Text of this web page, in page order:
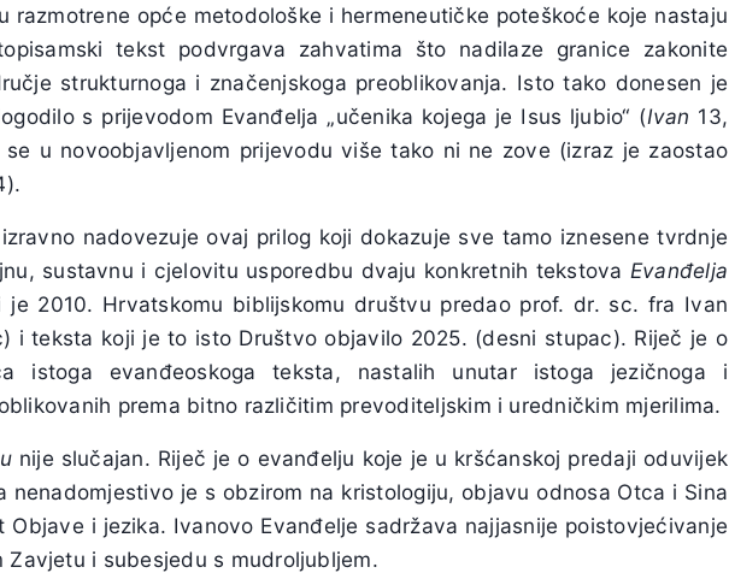
razmotrene opće metodološke i hermeneutičke poteškoće koje nastaju
tekst podvrgava zahvatima što nadilaze granice zakonite
strukturnoga i značenjskoga preoblikovanja. Isto tako donesen je
s prijevodom Evanđelja „učenika kojega je Isus ljubio“ (Ivan 13,
u novoobjavljenom prijevodu više tako ni ne zove (izraz je zaostao
nadovezuje ovaj prilog koji dokazuje sve tamo iznesene tvrdnje
sustavnu i cjelovitu usporedbu dvaju konkretnih tekstova Evanđelja
je 2010. Hrvatskomu biblijskomu društvu predao prof. dr. sc. fra Ivan
i teksta koji je to isto Društvo objavilo 2025. (desni stupac). Riječ je o
istoga evanđeoskoga teksta, nastalih unutar istoga jezičnoga i
prema bitno različitim prevoditeljskim i uredničkim mjerilima.
nije slučajan. Riječ je o evanđelju koje je u kršćanskoj predaji oduvijek
nenadomjestivo je s obzirom na kristologiju, objavu odnosa Otca i Sina
Objave i jezika. Ivanovo Evanđelje sadržava najjasnije poistovjećivanje
Zavjetu i subesjedu s mudroljubljem.